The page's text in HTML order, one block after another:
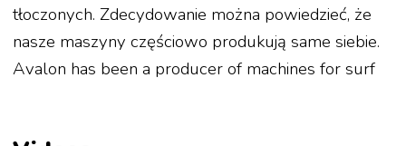
tłoczonych. Zdecydowanie można powiedzieć, że
nasze maszyny częściowo produkują same siebie.
Avalon has been a producer of machines for surf